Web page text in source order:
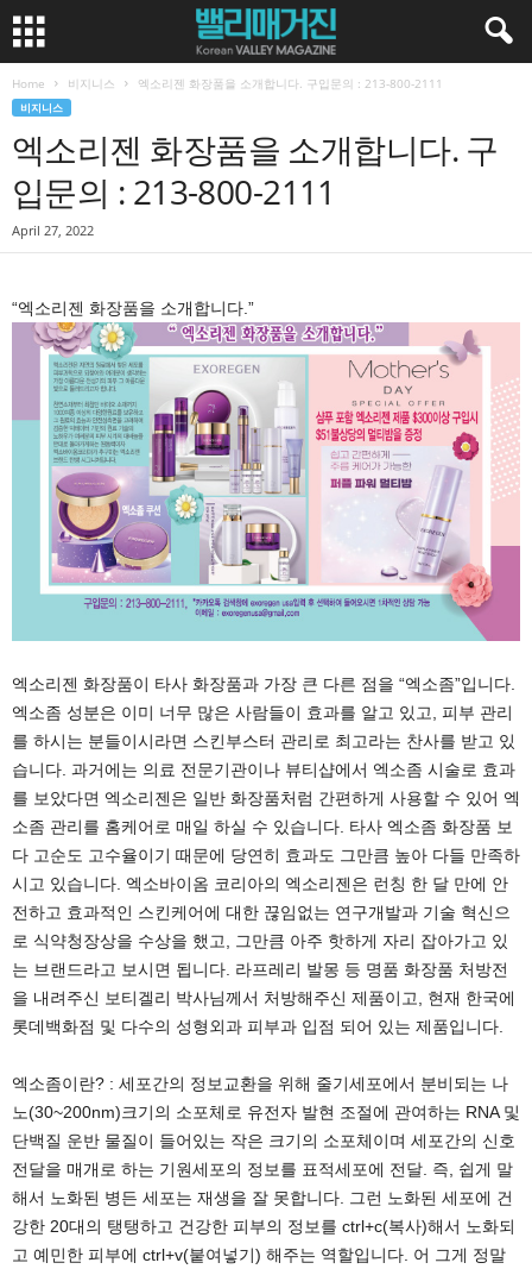
Home 비지니스 엑소리젠 화장품을 소개합니다. 구입문의 : 213-800-2111
비지니스
엑소리젠 화장품을 소개합니다. 구
입문의 : 213-800-2111
April 27, 2022
“엑소리젠 화장품을 소개합니다.”
엑소리젠 화장품이 타사 화장품과 가장 큰 다른 점을 “엑소좀”입니다.
엑소좀 성분은 이미 너무 많은 사람들이 효과를 알고 있고, 피부 관리
를 하시는 분들이시라면 스킨부스터 관리로 최고라는 찬사를 받고 있
습니다. 과거에는 의료 전문기관이나 뷰티샵에서 엑소좀 시술로 효과
를 보았다면 엑소리젠은 일반 화장품처럼 간편하게 사용할 수 있어 엑
소좀 관리를 홈케어로 매일 하실 수 있습니다. 타사 엑소좀 화장품 보
다 고순도 고수율이기 때문에 당연히 효과도 그만큼 높아 다들 만족하
시고 있습니다. 엑소바이옴 코리아의 엑소리젠은 런칭 한 달 만에 안
전하고 효과적인 스킨케어에 대한 끊임없는 연구개발과 기술 혁신으
로 식약청장상을 수상을 했고, 그만큼 아주 핫하게 자리 잡아가고 있
는 브랜드라고 보시면 됩니다. 라프레리 발몽 등 명품 화장품 처방전
을 내려주신 보티겔리 박사님께서 처방해주신 제품이고, 현재 한국에
롯데백화점 및 다수의 성형외과 피부과 입점 되어 있는 제품입니다.
엑소좀이란? : 세포간의 정보교환을 위해 줄기세포에서 분비되는 나
노(30~200nm)크기의 소포체로 유전자 발현 조절에 관여하는 RNA 및
단백질 운반 물질이 들어있는 작은 크기의 소포체이며 세포간의 신호
전달을 매개로 하는 기원세포의 정보를 표적세포에 전달. 즉, 쉽게 말
해서 노화된 병든 세포는 재생을 잘 못합니다. 그런 노화된 세포에 건
강한 20대의 탱탱하고 건강한 피부의 정보를 ctrl+c(복사)해서 노화되
고 예민한 피부에 ctrl+v(붙여넣기) 해주는 역할입니다. 어 그게 정말